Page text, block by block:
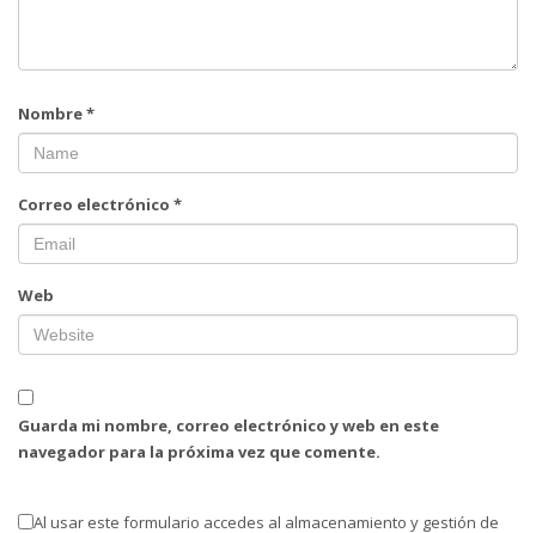
Nombre*
Correo electrónico *
Web
Guarda mi nombre, correo electrónico y web en este
navegador para la próxima vez que comente.
Al usar este formulario accedes al almacenamiento y gestión de